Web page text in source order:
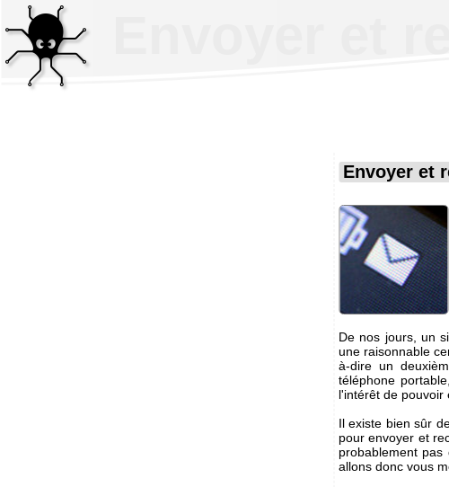
Envoyer et
Envoyer et
De nos jours, un
une raisonnable
à-dire un
téléphone
l'intérêt de pouvoir
Il existe bien sûr
pour envoyer et
probablement
allons donc vous